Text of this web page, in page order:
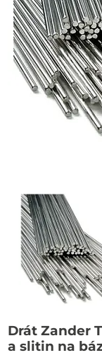
Drát Zander
a slitin na
Poslat